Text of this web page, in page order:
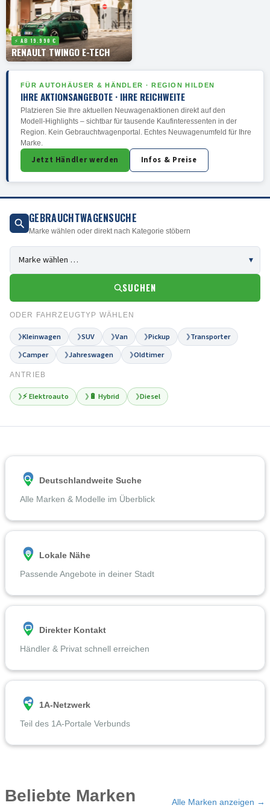
⚡ AB 19.990 €
RENAULT TWINGO E-TECH
FÜR AUTOHÄUSER & HÄNDLER · REGION HILDEN
IHRE AKTIONSANGEBOTE · IHRE REICHWEITE
Platzieren Sie Ihre aktuellen Neuwagenaktionen direkt auf den
Modell-Highlights – sichtbar für tausende Kaufinteressenten in der
Region. Kein Gebrauchtwagenportal. Echtes Neuwagenumfeld für Ihre
Marke.
Jetzt Händler werden Infos & Preise
GEBRAUCHTWAGENSUCHE
Marke wählen oder direkt nach Kategorie stöbern
SUCHEN
ODER FAHRZEUGTYP WÄHLEN
❯Kleinwagen ❯SUV ❯Van ❯Pickup ❯Transporter
❯Camper ❯Jahreswagen ❯Oldtimer
ANTRIEB
❯⚡ Elektroauto ❯ 🔋 Hybrid ❯Diesel
Deutschlandweite Suche
Alle Marken & Modelle im Überblick
Lokale Nähe
Passende Angebote in deiner Stadt
Direkter Kontakt
Händler & Privat schnell erreichen
1A-Netzwerk
Teil des 1A-Portale Verbunds
Beliebte Marken Alle Marken anzeigen →